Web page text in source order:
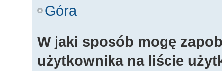
Góra
W jaki sposób mogę
użytkownika na liście